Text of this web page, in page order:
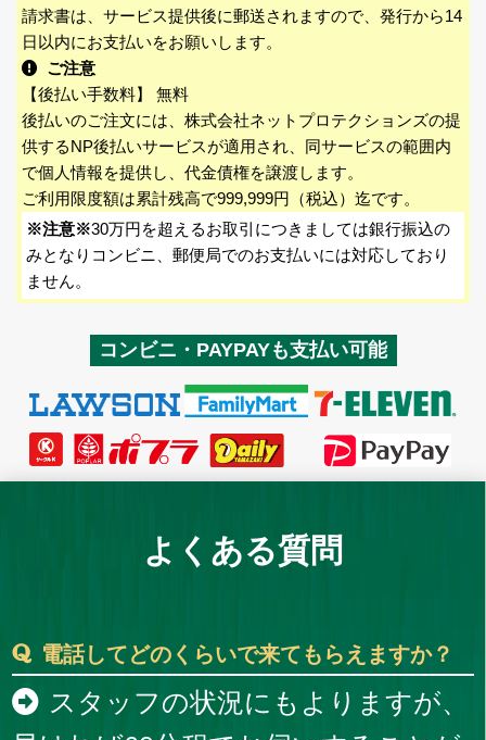
請求書は、サービス提供後に郵送されますので、発行から14
日以内にお支払いをお願いします。
ご注意
【後払い手数料】 無料
後払いのご注文には、株式会社ネットプロテクションズの提
供するNP後払いサービスが適用され、同サービスの範囲内
で個人情報を提供し、代金債権を譲渡します。
ご利用限度額は累計残高で999,999円（税込）迄です。
※注意※30万円を超えるお取引につきましては銀行振込の
みとなりコンビニ、郵便局でのお支払いには対応しており
ません。
コンビニ・PAYPAYも支払い可能
よくある質問
電話してどのくらいで来てもらえますか？
スタッフの状況にもよりますが、